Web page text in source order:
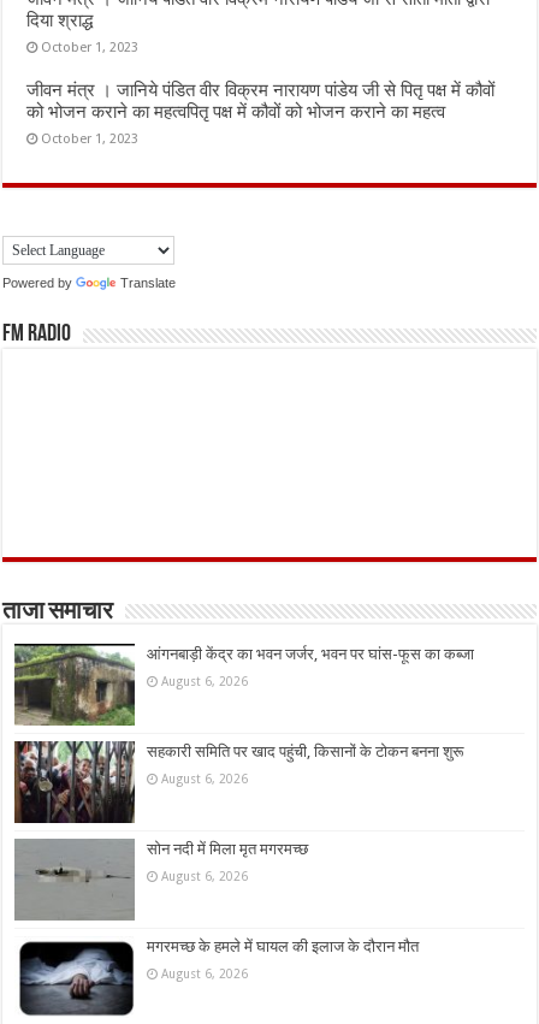
दिया श्राद्ध
October 1, 2023
जीवन मंत्र । जानिये पंडित वीर विक्रम नारायण पांडेय जी से पितृ पक्ष में कौवों
को भोजन कराने का महत्वपितृ पक्ष में कौवों को भोजन कराने का महत्व
October 1, 2023
Powered by Translate
FM Radio
ताजा समाचार
आंगनबाड़ी केंद्र का भवन जर्जर, भवन पर घांस-फूस का कब्जा
August 6, 2026
सहकारी समिति पर खाद पहुंची, किसानों के टोकन बनना शुरू
August 6, 2026
सोन नदी में मिला मृत मगरमच्छ
August 6, 2026
मगरमच्छ के हमले में घायल की इलाज के दौरान मौत
August 6, 2026